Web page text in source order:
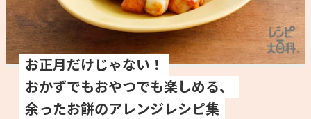
レシピ
トーク
よくあるお問い合わせ
お正月だけじゃない！
おかずでもおやつでも楽しめる、
余ったお餅のアレンジレシピ集